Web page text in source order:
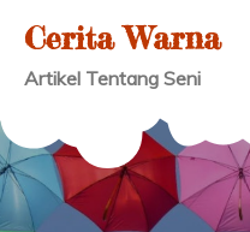
content
Cerita Warna
Artikel Tentang Seni